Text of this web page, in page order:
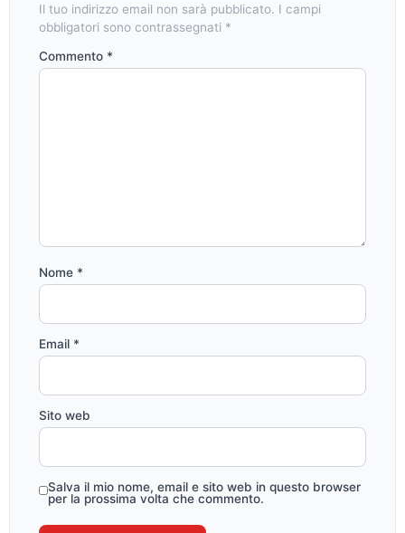
Il tuo indirizzo email non sarà pubblicato. I campi
obbligatori sono contrassegnati *
Commento *
Nome *
Email *
Sito web
Salva il mio nome, email e sito web in questo browser
per la prossima volta che commento.